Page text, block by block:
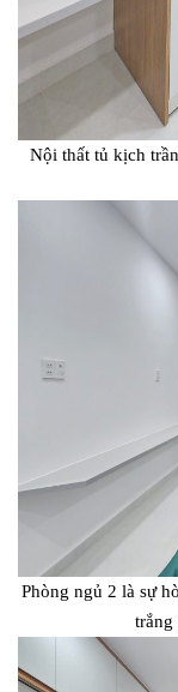
Nội thất tủ kịch
Phòng ngủ 2 là sự
trắng